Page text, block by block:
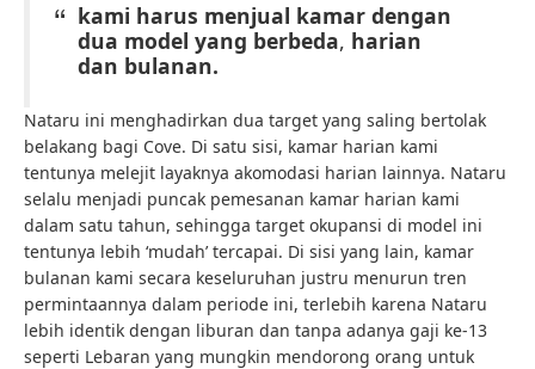
kami harus menjual kamar dengan
dua model yang berbeda, harian
dan bulanan.
Nataru ini menghadirkan dua target yang saling bertolak
belakang bagi Cove. Di satu sisi, kamar harian kami
tentunya melejit layaknya akomodasi harian lainnya. Nataru
selalu menjadi puncak pemesanan kamar harian kami
dalam satu tahun, sehingga target okupansi di model ini
tentunya lebih ‘mudah’ tercapai. Di sisi yang lain, kamar
bulanan kami secara keseluruhan justru menurun tren
permintaannya dalam periode ini, terlebih karena Nataru
lebih identik dengan liburan dan tanpa adanya gaji ke-13
seperti Lebaran yang mungkin mendorong orang untuk